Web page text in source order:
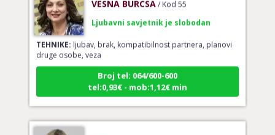
TEHNIKE:ljubav, brak, kompatibilnost partnera, planovi
druge osobe, veza
Broj tel: 064/600-600
tel:0,93€ - mob:1,12€ min